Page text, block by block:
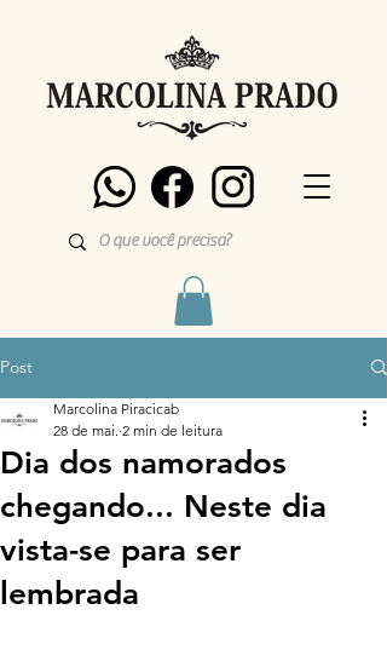
Post
Dia dos namorados
chegando... Neste dia
vista-se para ser
lembrada
Marcolina Piracicab
28 de mai. 2 min de leitura